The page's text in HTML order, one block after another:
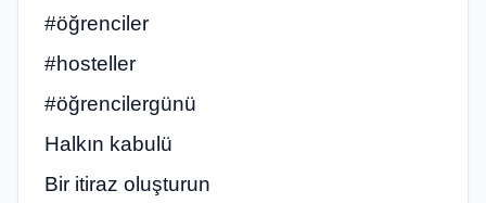
#öğrenciler
#hosteller
#öğrencilergünü
Halkın kabulü
Bir itiraz oluşturun